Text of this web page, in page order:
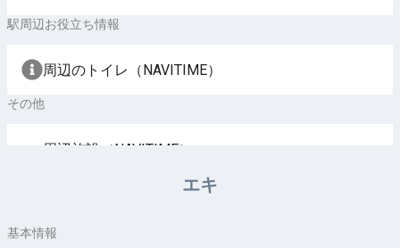
駅周辺お役立ち情報
周辺のトイレ（NAVITIME）
その他
周辺施設（NAVITIME）
エキ
基本情報